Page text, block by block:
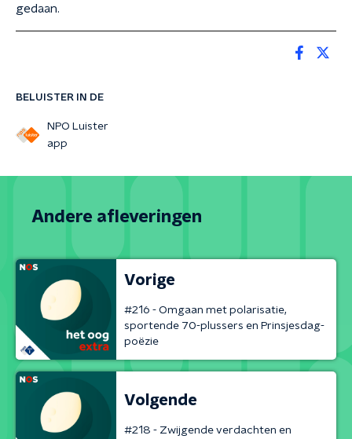
BELUISTER IN DE
NPO Luister
app
gedaan.
Andere afleveringen
Vorige
#216 - Omgaan met polarisatie,
sportende 70-plussers en Prinsjesdag-
poëzie
Volgende
#218 - Zwijgende verdachten en